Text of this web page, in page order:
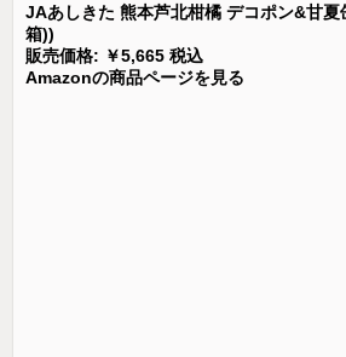
JAあしきた 熊本芦北柑橘 デコポン&甘
箱))
販売価格: ￥5,665 税込
Amazonの商品ページを見る